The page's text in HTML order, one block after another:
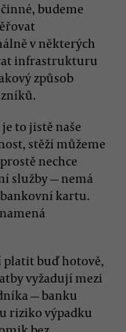
budeme
v některých
infrastrukturu
způsob
to jistě naše
stěží můžeme
nechce
služby — nemá
kartu.
platit buď hotově,
vyžadují mezi
— banku
riziko výpadku